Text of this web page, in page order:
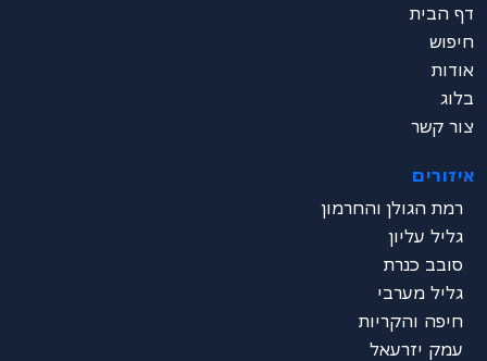
דף הבית
חיפוש
אודות
בלוג
צור קשר
איזורים
רמת הגולן והחרמון
גליל עליון
סובב כנרת
גליל מערבי
חיפה והקריות
עמק יזרעאל